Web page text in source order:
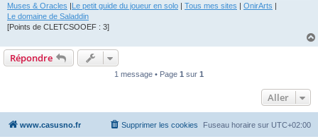
Muses & Oracles |Le petit guide du joueur en solo | Tous mes sites | OnirArts |
Le domaine de Saladdin
[Points de CLETCSOOEF : 3]
Répondre
1 message • Page 1 sur 1
Aller
www.casusno.fr Fuseau horaire sur UTC+02:00
Supprimer les cookies